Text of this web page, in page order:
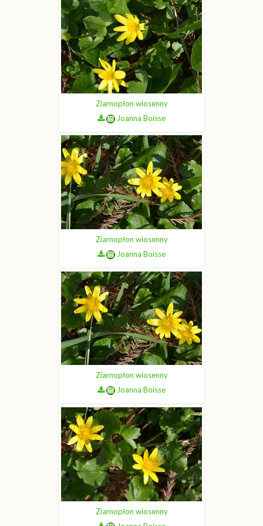
Ziarnopłon wiosenny
Joanna Boisse
Ziarnopłon wiosenny
Joanna Boisse
Ziarnopłon wiosenny
Joanna Boisse
Ziarnopłon wiosenny